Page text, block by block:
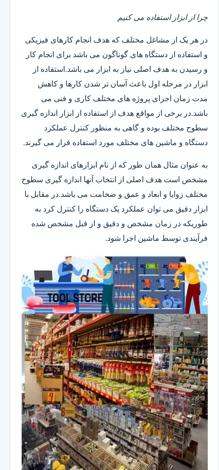
چرا از ابزار استفاده می کنیم
در هر یک از مشاغل مختلف که هدف انجام کارهای فیزیکی
و استفاده از دستگاه های گوناگون می باشد برای انجام کار
و رسیدن به هدف اصلی نیاز به ابزار می باشد.استفاده از
ابزار در مرحله اول باعث آسان تر شدن کارها و کاهش
مدت زمان اجرای پروژه های مختلف کاری و فنی می
باشد.در برخی از مواقع هدف از استفاده از ابزار اندازه گیری
سطوح مختلف بوده و گاهی به منظور کنترل عملکرد
دستگاه و ماشین های مختلف مورد استفاده قرار می گیرند.
به عنوان مثال همان طور که از نام ابزارهای اندازه گیری
مشخص است هدف اصلی از انتخاب آنها اندازه گیری سطوح
مختلف زوایا و ابعاد و عمق و ضخامت می باشد.در مقابل با
ابزار دقیق می توان عملکرد یک دستگاه را کنترل کرد به
طوریکه در زمان مشخص و دقیق و از قبل مشخص شده
فرآیندی توسط ماشین اجرا شود.